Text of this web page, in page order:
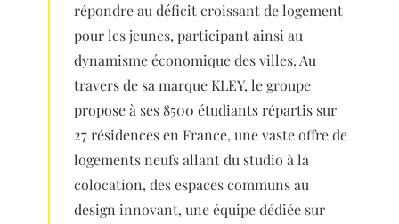
répondre au déficit croissant de logement
pour les jeunes, participant ainsi au
dynamisme économique des villes. Au
travers de sa marque KLEY, le groupe
propose à ses 8500 étudiants répartis sur
27 résidences en France, une vaste offre de
logements neufs allant du studio à la
colocation, des espaces communs au
design innovant, une équipe dédiée sur